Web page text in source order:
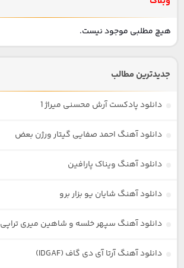
هیچ مطلبی موجود نیست.
جدیدترین مطالب
دانلود پادکست آرش محسنی میراژ 1
دانلود آهنگ احمد صفایی گیتار ورژن بعض
دانلود آهنگ ویناک پارافین
دانلود آهنگ شایان یو بزار برو
دانلود آهنگ سپهر خلسه و شاهین میری تراپی
دانلود آهنگ آرتا آی دی گاف (IDGAF)